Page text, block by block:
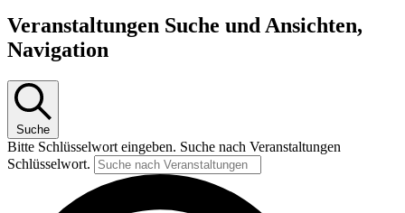
Veranstaltungen Suche und Ansichten,
Navigation
Suche
Bitte Schlüsselwort eingeben. Suche nach Veranstaltungen
Schlüsselwort.